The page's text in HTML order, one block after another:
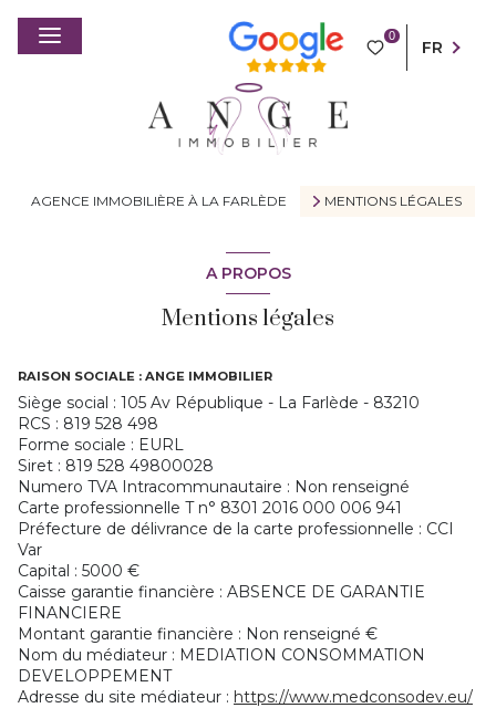
0
FR
AGENCE IMMOBILIÈRE À LA FARLÈDE MENTIONS LÉGALES
A PROPOS
Mentions légales
RAISON SOCIALE : ANGE IMMOBILIER
Siège social : 105 Av République - La Farlède - 83210
RCS : 819 528 498
Forme sociale : EURL
Siret : 819 528 49800028
Numero TVA Intracommunautaire : Non renseigné
Carte professionnelle T n° 8301 2016 000 006 941
Préfecture de délivrance de la carte professionnelle : CCI
Var
Capital : 5000 €
Caisse garantie financière : ABSENCE DE GARANTIE
FINANCIERE
Montant garantie financière : Non renseigné €
Nom du médiateur : MEDIATION CONSOMMATION
DEVELOPPEMENT
Adresse du site médiateur : https://www.medconsodev.eu/